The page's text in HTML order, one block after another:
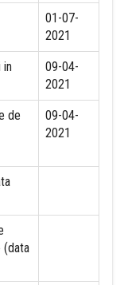
01-07-
2021
in
09-04-
2021
de
09-04-
2021
(data